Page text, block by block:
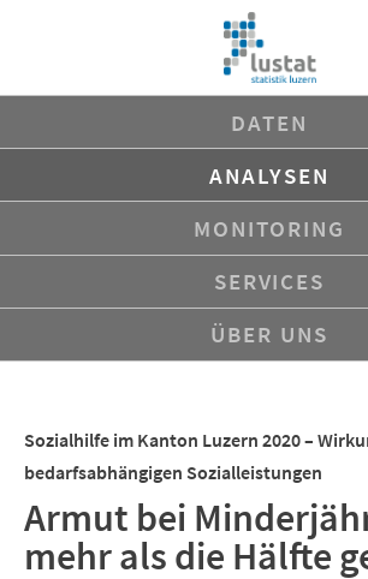
DATEN
ANALYSEN
MONITORING
SERVICES
ÜBER UNS
Sozialhilfe im Kanton Luzern 2020 –
bedarfsabhängigen Sozialleistungen
Armut bei
mehr als die Hälfte